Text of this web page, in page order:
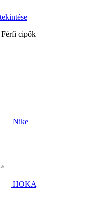
Férfi cipők
Nike
HOKA